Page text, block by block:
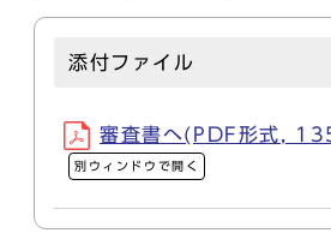
添付ファイル
審査書へ(PDF形式,
別ウィンドウで開く